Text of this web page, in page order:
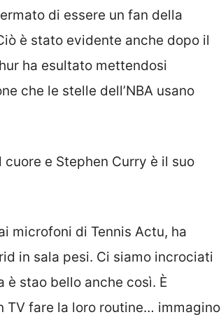
di essere un fan della
è stato evidente anche dopo il
ha esultato mettendosi
che le stelle dell’NBA usano
e Stephen Curry è il suo
microfoni di Tennis Actu, ha
in sala pesi. Ci siamo incrociati
è stao bello anche così. È
fare la loro routine… immagino